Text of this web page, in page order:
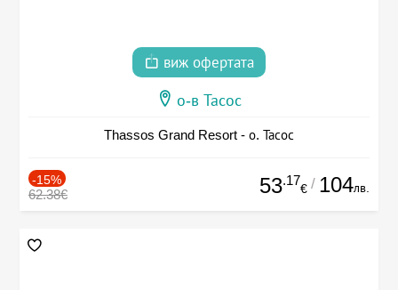
виж офертата
о-в Тасос
Thassos Grand Resort - о. Тасос
-15%
62.38€ 53.17
€ / 104лв.